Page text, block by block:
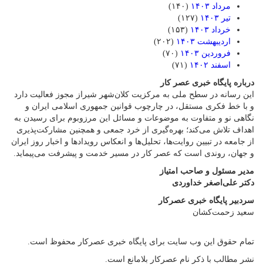
مرداد ۱۴۰۳
(۱۴۰)
تیر ۱۴۰۳
(۱۲۷)
خرداد ۱۴۰۳
(۱۵۳)
اردیبهشت ۱۴۰۳
(۲۰۲)
فروردین ۱۴۰۳
(۷۰)
اسفند ۱۴۰۲
(۷۱)
درباره پایگاه خبری عصر کار
این رسانه در سطح ملی به مرکزیت کلان‌شهر شیراز مجوز فعالیت دارد
و با خط فکری مستقل، در چارچوب قوانین جمهوری اسلامی ایران و
نگاهی نو و متفاوت به موضوعات ‌و مسائل این مرزوبوم برای رسیدن به
اهداف تلاش می‌کند؛ بهره‌گیری از خرد جمعی و همچنین مشارکت‌پذیری
از جامعه در تبیین روایت‌ها، تحلیل‌ها و انعکاس رویدادها و اخبار روز ایران
و جهان، روندی است که عصر کار در مسیر خدمت و پیشرفت می‌پیماید.
مدیر مسئول و صاحب امتیاز
دکتر علی‌اصغر خداوردی
سردبیر پایگاه خبری عصرکار
سعید زحمت‌کشان
تمام حقوق این وب سایت برای پایگاه خبری عصرکار محفوظ است.
نشر مطالب با ذکر نام عصرکار بلامانع است.